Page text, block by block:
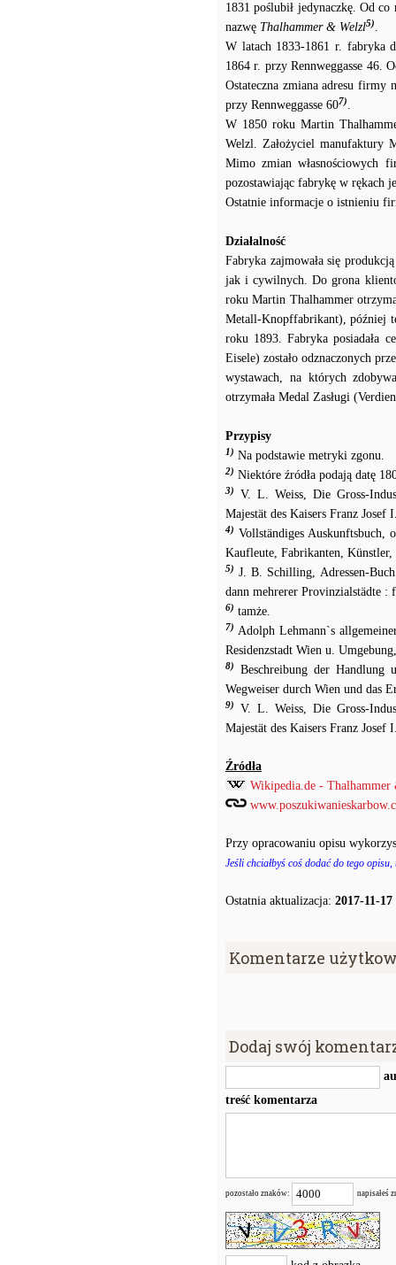
1831 poślubił jedynaczkę. Od
nazwę Thalhammer & Welzl5).
W latach 1833-1861 r. fabryka
1864 r. przy Rennweggasse 46.
Ostateczna zmiana adresu firmy
przy Rennweggasse 607).
W 1850 roku Martin
Welzl. Założyciel manufaktury
Mimo zmian własnościowych
pozostawiając fabrykę w rękach
Ostatnie informacje o istnieniu
Działalność
Fabryka zajmowała się
jak i cywilnych. Do grona
roku Martin Thalhammer
Metall-Knopffabrikant), później
roku 1893. Fabryka posiadała
Eisele) zostało odznaczonych
wystawach, na których
otrzymała Medal Zasługi
Przypisy
1) Na podstawie metryki zgonu.
2) Niektóre źródła podają datę
3)
V. L. Weiss, Die Gross-
Majestät des Kaisers Franz
4) Vollständiges
Kaufleute, Fabrikanten,
5) J. B. Schilling, Adressen-
dann mehrerer Provinzialstädte :
6) tamże.
7) Adolph Lehmann`s
Residenzstadt Wien u.
8)
Beschreibung der Handlung
Wegweiser durch Wien und das
9)
V. L. Weiss, Die Gross-
Majestät des Kaisers Franz
Źródła
Wikipedia.de - Thalhammer
Przy opracowaniu opisu
Jeśli chciałbyś coś dodać do tego
Ostatnia aktualizacja: 2017-11-17
Komentarze
Dodaj swój
treść komentarza
pozostało znaków: napisałeś